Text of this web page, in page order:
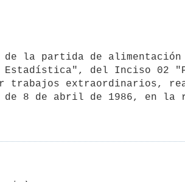
del Inciso 02
trabajos extraordinarios,
8 de abril de 1986, en la